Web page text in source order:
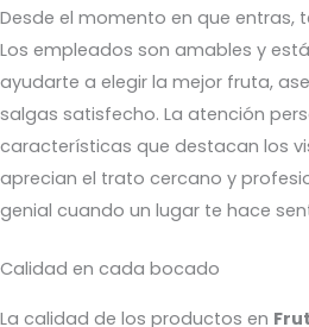
Desde el momento en que entras,
Los empleados son amables y
ayudarte a elegir la mejor fruta,
salgas satisfecho. La atención
características que destacan los
aprecian el trato cercano y
genial cuando un lugar te hace
Calidad en cada bocado
La calidad de los productos en